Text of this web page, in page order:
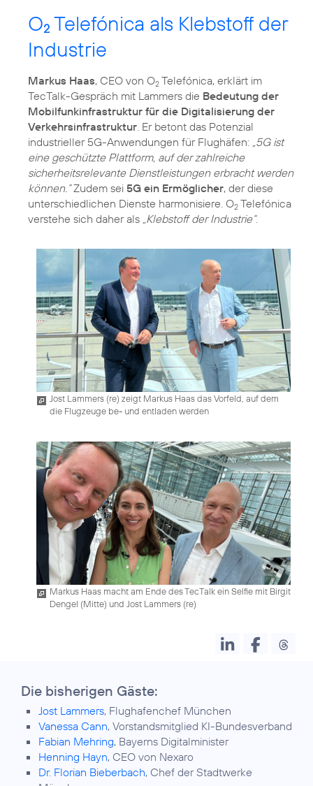
O2 Telefónica als Klebstoff der
Industrie
Markus Haas, CEO von O2 Telefónica, erklärt im
TecTalk-Gespräch mit Lammers die Bedeutung der
Mobilfunkinfrastruktur für die Digitalisierung der
Verkehrsinfrastruktur . Er betont das Potenzial
industrieller 5G-Anwendungen für Flughäfen: „5G ist
eine geschützte Plattform, auf der zahlreiche
sicherheitsrelevante Dienstleistungen erbracht werden
können.“Zudem sei 5G ein Ermöglicher, der diese
unterschiedlichen Dienste harmonisiere. O2 Telefónica
verstehe sich daher als „Klebstoff der Industrie“.
Jost Lammers (re) zeigt Markus Haas das Vorfeld, auf dem
die Flugzeuge be- und entladen werden
Markus Haas macht am Ende des TecTalk ein Selfie mit Birgit
Dengel (Mitte) und Jost Lammers (re)
Die bisherigen Gäste:
Jost Lammers, Flughafenchef München
Vanessa Cann, Vorstandsmitglied KI-Bundesverband
Fabian Mehring, Bayerns Digitalminister
Henning Hayn, CEO von Nexaro
Dr. Florian Bieberbach, Chef der Stadtwerke